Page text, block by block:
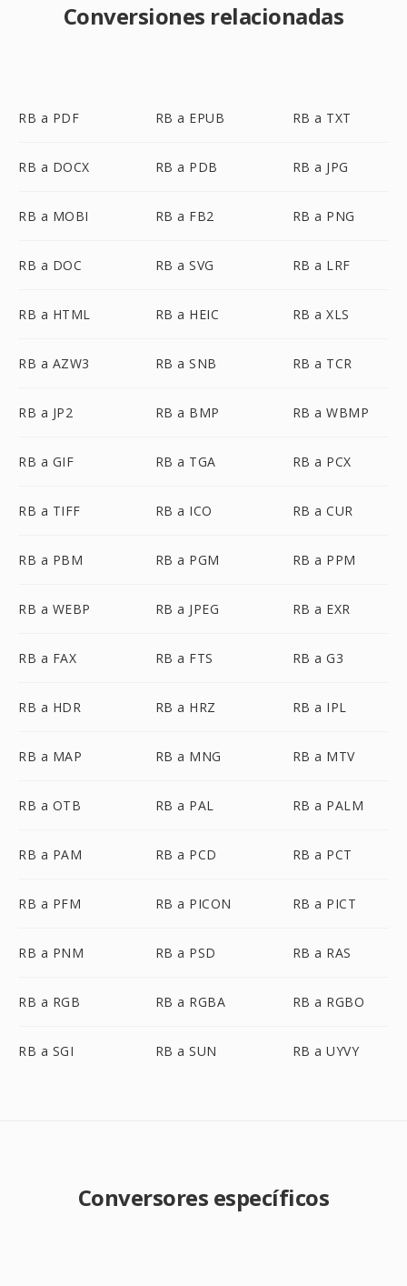
Conversiones relacionadas
RB a PDF RB a EPUB RB a TXT
RB a DOCX RB a PDB RB a JPG
RB a MOBI RB a FB2 RB a PNG
RB a DOC RB a SVG RB a LRF
RB a HTML RB a HEIC RB a XLS
RB a AZW3 RB a SNB RB a TCR
RB a JP2 RB a BMP RB a WBMP
RB a GIF RB a TGA RB a PCX
RB a TIFF RB a ICO RB a CUR
RB a PBM RB a PGM RB a PPM
RB a WEBP RB a JPEG RB a EXR
RB a FAX RB a FTS RB a G3
RB a HDR RB a HRZ RB a IPL
RB a MAP RB a MNG RB a MTV
RB a OTB RB a PAL RB a PALM
RB a PAM RB a PCD RB a PCT
RB a PFM RB a PICON RB a PICT
RB a PNM RB a PSD RB a RAS
RB a RGB RB a RGBA RB a RGBO
RB a SGI RB a SUN RB a UYVY
Conversores específicos